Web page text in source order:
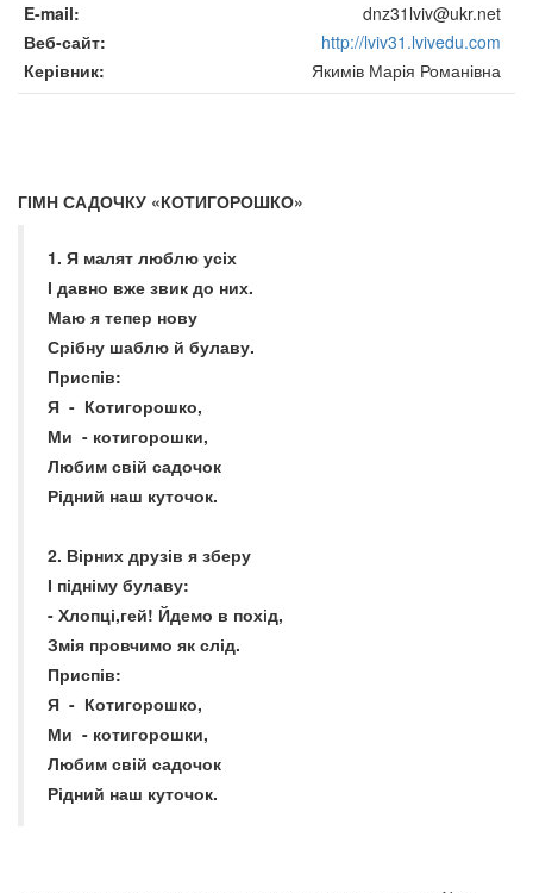
E-mail
dnz31lviv@ukr.net
Веб-сайт
http://lviv31.lvivedu.com
Керівник
Якимів Марія Романівна
ГІМН САДОЧКУ «КОТИГОРОШКО»
1. Я малят люблю усіх
І давно вже звик до них.
Маю я тепер нову
Срібну шаблю й булаву.
Приспів:
Я - Котигорошко,
Ми - котигорошки,
Любим свій садочок
Рідний наш куточок.
2. Вірних друзів я зберу
І підніму булаву:
- Хлопці,гей! Йдемо в похід,
Змія провчимо як слід.
Приспів:
Я - Котигорошко,
Ми - котигорошки,
Любим свій садочок
Рідний наш куточок.